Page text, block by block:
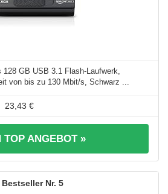
GB USB 3.1 Flash-Laufwerk,
von bis zu 130 Mbit/s, Schwarz ...
23,43 €
TOP ANGEBOT »
5